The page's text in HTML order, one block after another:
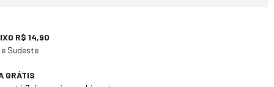
R$ 14,90
Sudeste
GRÁTIS